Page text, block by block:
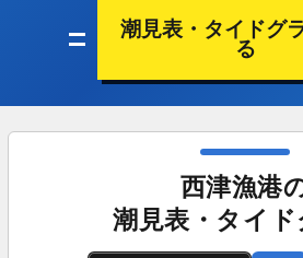
潮見表・タイドグ
る
西津漁港
潮見表・タイド